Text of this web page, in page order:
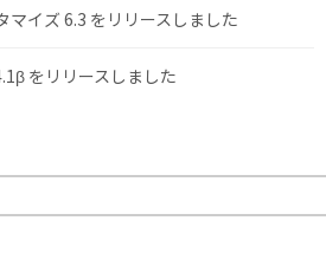
イズ 6.3 をリリースしました
をリリースしました